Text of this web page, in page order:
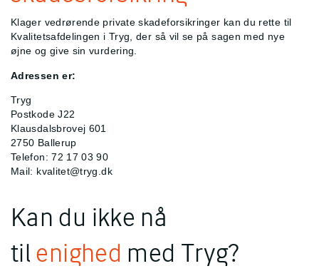
Klager vedrørende private skadeforsikringer kan du rette til
Kvalitetsafdelingen i Tryg, der så vil se på sagen med nye
øjne og give sin vurdering.
Adressen er:
Tryg
Postkode J22
Klausdalsbrovej 601
2750 Ballerup
Telefon: 72 17 03 90
Mail: kvalitet@tryg.dk
Kan du ikke nå
til enighed med Tryg?